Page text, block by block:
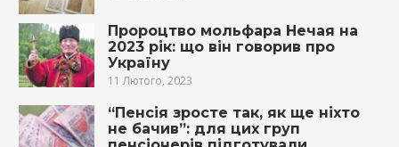
Пророцтво мольфара Нечая на
2023 рік: що він говорив про
Україну
11 Лютого, 2023
“Пенсія зросте так, як ще ніхто
не бачив”: для цих груп